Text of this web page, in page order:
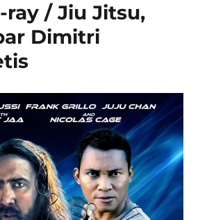
ray / Jiu Jitsu,
Dimitri